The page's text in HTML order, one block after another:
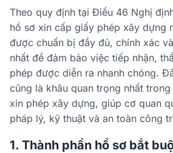
Theo quy định tại Điều 46 Nghị
hồ sơ xin cấp giấy phép xây dựng
được chuẩn bị đầy đủ, chính xác
nhất để đảm bảo việc tiếp nhận,
phép được diễn ra nhanh chóng.
cũng là khâu quan trọng nhất
xin phép xây dựng, giúp cơ quan
pháp lý, kỹ thuật và an toàn công
1. Thành phần hồ sơ bắt